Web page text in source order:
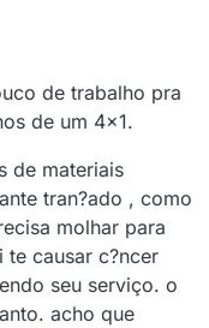
de trabalho pra
de um 4x1.
de materiais
tran?ado , como
molhar para
te causar c?ncer
seu serviço. o
acho que